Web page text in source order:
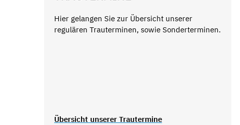
Hier gelangen Sie zur Übersicht unserer
regulären Trauterminen, sowie Sonderterminen.
Übersicht unserer Trautermine